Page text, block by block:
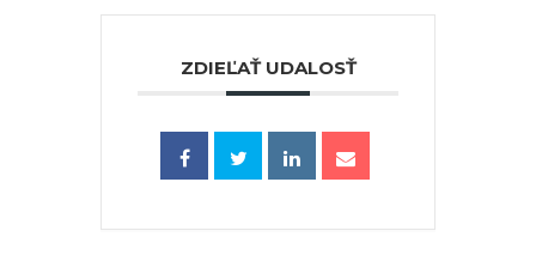
ZDIEĽAŤ UDALOSŤ